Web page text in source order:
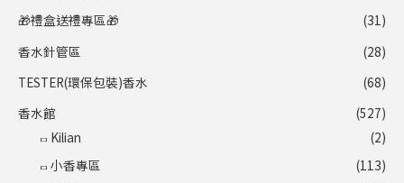
🎁禮盒送禮專區🎁
(31)
香水針管區
(28)
TESTER(環保包裝)香水
(68)
香水館
(527)
Kilian
(2)
小香專區
(113)